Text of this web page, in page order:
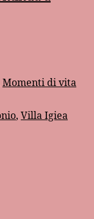
Momenti di vita
, Villa Igiea